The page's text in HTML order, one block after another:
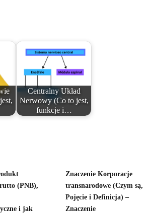
Centralny Układ
Nerwowy (Co to jest,
funkcje i…
(PNB),
i jak
Znaczenie Korporacje
transnarodowe (Czym są,
Pojęcie i Definicja) –
Znaczenie